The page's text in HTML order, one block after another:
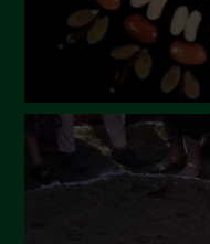
Febbraio 2023
Dicembre 2022
Novembre 2022
Ottobre 2022
Settembre 2022